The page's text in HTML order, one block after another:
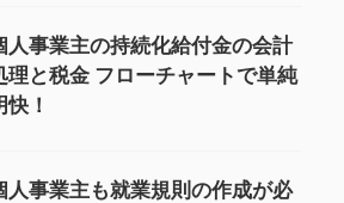
人事業主の持続化給付金の会計
理と税金 フローチャートで単純
快！
人事業主も就業規則の作成が必